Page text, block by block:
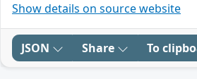
Show details on source website
JSON Share To